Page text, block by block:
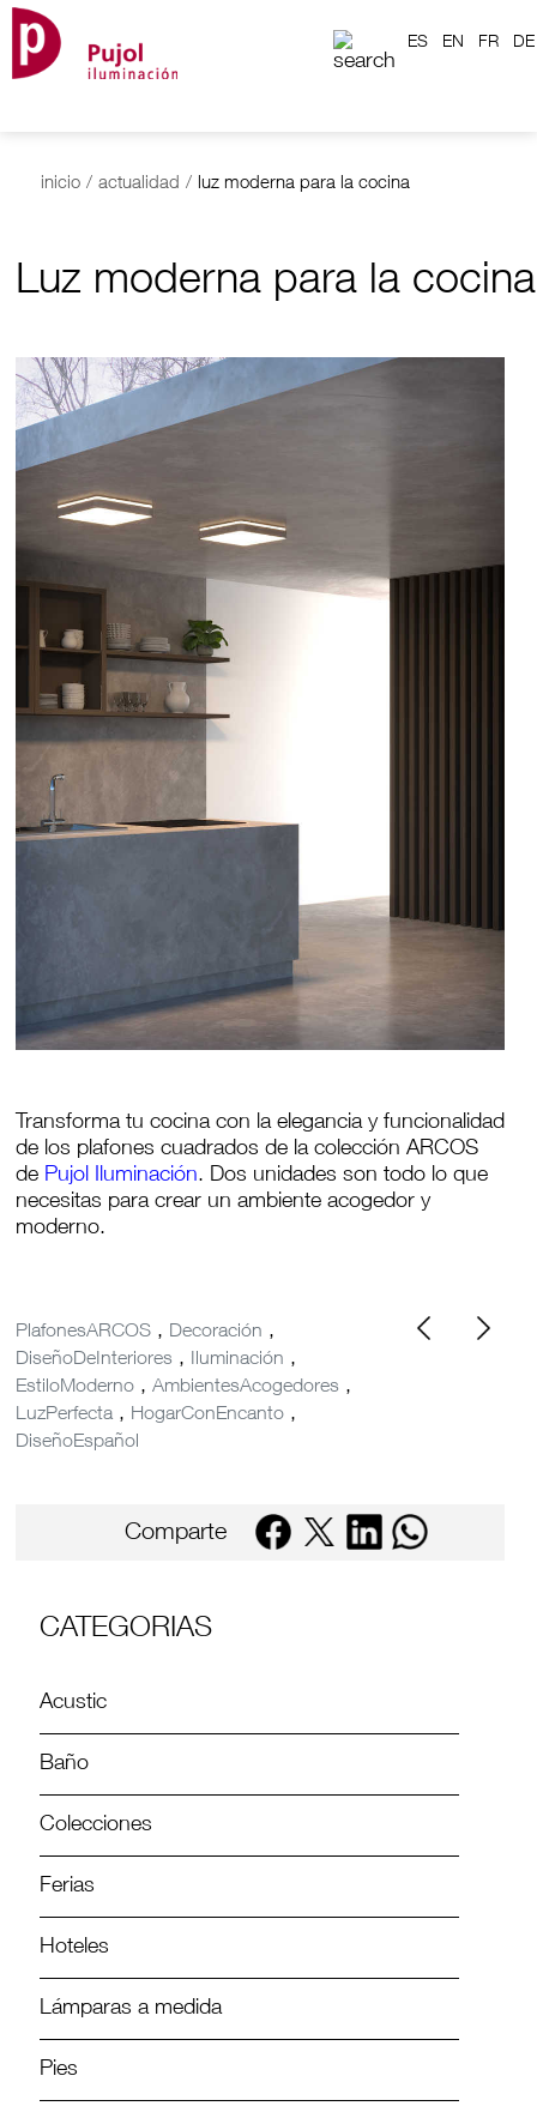
ES EN FR DE
inicio / actualidad / luz moderna para la cocina
Luz moderna para la cocina
Transforma tu cocina con la elegancia y funcionalidad
de los plafones cuadrados de la colección ARCOS
de Pujol Iluminación. Dos unidades son todo lo que
necesitas para crear un ambiente acogedor y
moderno.
PlafonesARCOS , Decoración ,
DiseñoDeInteriores , Iluminación ,
EstiloModerno ,AmbientesAcogedores ,
LuzPerfecta , HogarConEncanto ,
DiseñoEspañol
Comparte
CATEGORIAS
Acustic
Baño
Colecciones
Ferias
Hoteles
Lámparas a medida
Pies